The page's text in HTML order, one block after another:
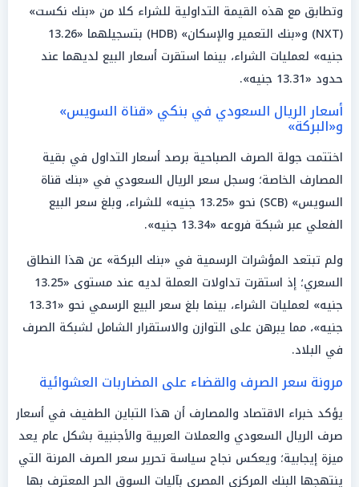
وتطابق مع هذه القيمة التداولية للشراء كلا من «بنك نكست»
(NXT) و«بنك التعمير والإسكان» (HDB) بتسجيلهما «13.26
جنيه» لعمليات الشراء، بينما استقرت أسعار البيع لديهما عند
حدود «13.31 جنيه».
أسعار الريال السعودي في بنكي «قناة السويس»
و«البركة»
اختتمت جولة الصرف الصباحية برصد أسعار التداول في بقية
المصارف الخاصة؛ وسجل سعر الريال السعودي في «بنك قناة
السويس» (SCB) نحو «13.25 جنيه» للشراء، وبلغ سعر البيع
الفعلي عبر شبكة فروعه «13.34 جنيه».
ولم تبتعد المؤشرات الرسمية في «بنك البركة» عن هذا النطاق
السعري؛ إذ استقرت تداولات العملة لديه عند مستوى «13.25
جنيه» لعمليات الشراء، بينما بلغ سعر البيع الرسمي نحو «13.31
جنيه»، مما يبرهن على التوازن والاستقرار الشامل لشبكة الصرف
في البلاد.
مرونة سعر الصرف والقضاء على المضاربات العشوائية
يؤكد خبراء الاقتصاد والمصارف أن هذا التباين الطفيف في أسعار
صرف الريال السعودي والعملات العربية والأجنبية بشكل عام يعد
ميزة إيجابية؛ ويعكس نجاح سياسة تحرير سعر الصرف المرنة التي
ينتهجها البنك المركزي المصري بآليات السوق الحر المعترف بها